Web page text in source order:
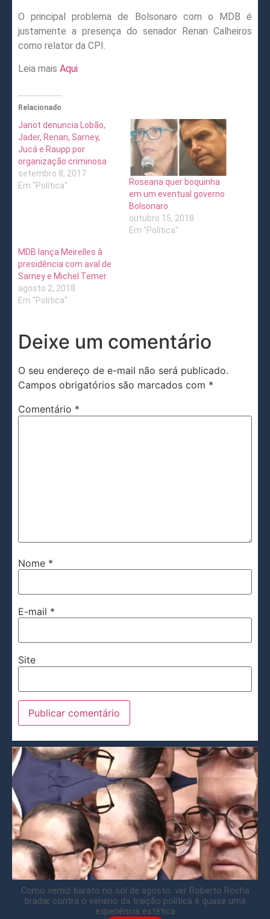
O principal problema de Bolsonaro com o MDB é
justamente a presença do senador Renan Calheiros
como relator da CPI.
Leia mais Aqui
Relacionado
Janot denuncia Lobão,
Jader, Renan, Sarney,
Jucá e Raupp por
organização criminosa
setembro 8, 2017
Em "Política"
Roseana quer boquinha
em um eventual governo
Bolsonaro
outubro 15, 2018
Em "Política"
MDB lança Meirelles à
presidência com aval de
Sarney e Michel Temer
agosto 2, 2018
Em "Política"
Deixe um comentário
O seu endereço de e-mail não será publicado.
Campos obrigatórios são marcados com *
Comentário *
Nome *
E-mail *
Site
Como verniz barato no sol de agosto: ver Roberto Rocha
bradar contra o veneno da traição política é quase uma
experiência estética